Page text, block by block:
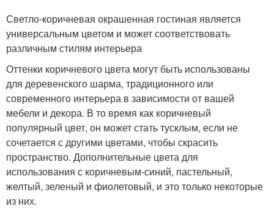
Светло-коричневая окрашенная гостиная является
универсальным цветом и может соответствовать
различным стилям интерьера
Оттенки коричневого цвета могут быть использованы
для деревенского шарма, традиционного или
современного интерьера в зависимости от вашей
мебели и декора. В то время как коричневый
популярный цвет, он может стать тусклым, если не
сочетается с другими цветами, чтобы скрасить
пространство. Дополнительные цвета для
использования с коричневым-синий, пастельный,
желтый, зеленый и фиолетовый, и это только некоторые
из них.